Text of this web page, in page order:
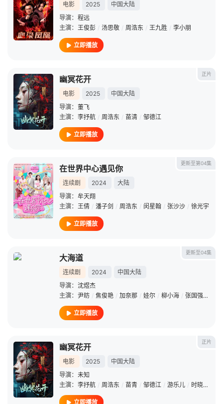
电影 2025
中国大陆
导演： 程远
主演： 王俊彭 / 汤思敬 / 周浩东 / 王九胜 / 李小朋
立即播放
正片
幽冥花开
电影 2025
中国大陆
导演： 董飞
主演： 李抒航 / 周浩东 / 苗清 / 邹德江
立即播放
更新至第04集
在世界中心遇见你
连续剧 2024
大陆
导演： 牟天翔
主演： 王倩 / 潘子剑 / 周浩东 / 闵星翰 / 张沙沙 / 徐光宇
立即播放
更新至04集
大海道
连续剧 2024
中国大陆
导演： 沈煜杰
主演： 尹昉 / 焦俊艳 / 加奈那 / 娃尔 / 柳小海 / 张国强 /
立即播放
正片
幽冥花开
电影 2025
中国大陆
导演： 未知
主演： 李抒航 / 周浩东 / 苗青 / 邹德江 / 游乐儿 / 时晓飞
立即播放